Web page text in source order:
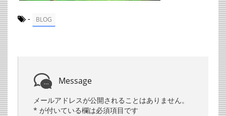
- BLOG
Message
メールアドレスが公開されることはありません。
* が付いている欄は必須項目です